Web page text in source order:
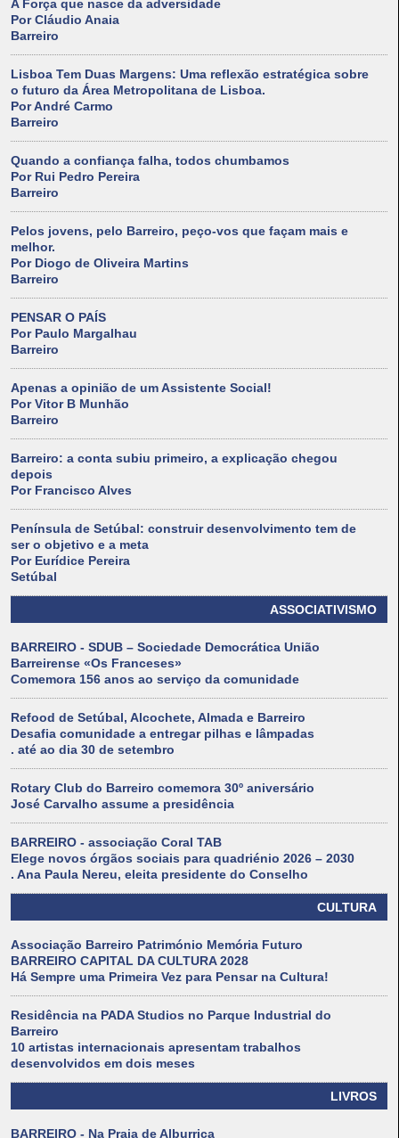
A Força que nasce da adversidade
Por Cláudio Anaia
Barreiro
Lisboa Tem Duas Margens: Uma reflexão estratégica sobre
o futuro da Área Metropolitana de Lisboa.
Por André Carmo
Barreiro
Quando a confiança falha, todos chumbamos
Por Rui Pedro Pereira
Barreiro
Pelos jovens, pelo Barreiro, peço-vos que façam mais e
melhor.
Por Diogo de Oliveira Martins
Barreiro
PENSAR O PAÍS
Por Paulo Margalhau
Barreiro
Apenas a opinião de um Assistente Social!
Por Vitor B Munhão
Barreiro
Barreiro: a conta subiu primeiro, a explicação chegou
depois
Por Francisco Alves
Península de Setúbal: construir desenvolvimento tem de
ser o objetivo e a meta
Por Eurídice Pereira
Setúbal
ASSOCIATIVISMO
BARREIRO - SDUB – Sociedade Democrática União
Barreirense «Os Franceses»
Comemora 156 anos ao serviço da comunidade
Refood de Setúbal, Alcochete, Almada e Barreiro
Desafia comunidade a entregar pilhas e lâmpadas
. até ao dia 30 de setembro
Rotary Club do Barreiro comemora 30º aniversário
José Carvalho assume a presidência
BARREIRO - associação Coral TAB
Elege novos órgãos sociais para quadriénio 2026 – 2030
. Ana Paula Nereu, eleita presidente do Conselho
CULTURA
Associação Barreiro Património Memória Futuro
BARREIRO CAPITAL DA CULTURA 2028
Há Sempre uma Primeira Vez para Pensar na Cultura!
Residência na PADA Studios no Parque Industrial do
Barreiro
10 artistas internacionais apresentam trabalhos
desenvolvidos em dois meses
LIVROS
BARREIRO - Na Praia de Alburrica